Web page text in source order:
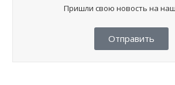
Пришли свою новость на
Отправить